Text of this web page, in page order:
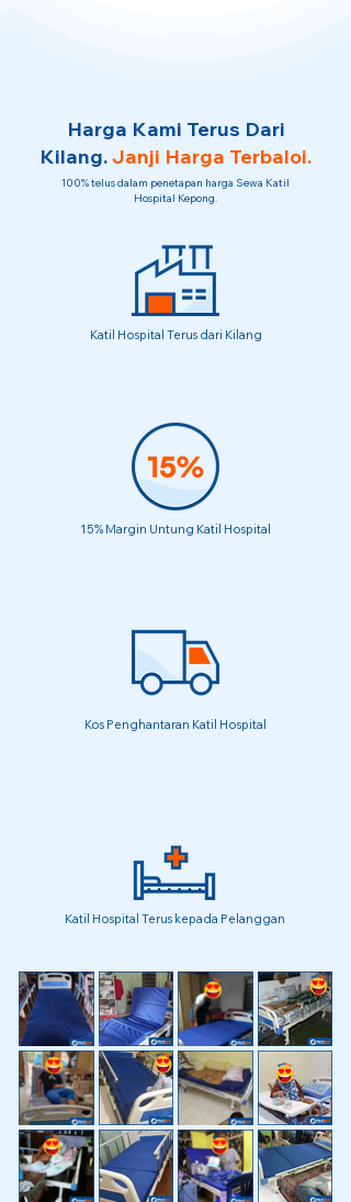
Harga Kami Terus Dari
Kilang.Janji Harga Terbaloi.
100% telus dalam penetapan harga Sewa Katil
Hospital Kepong.
Katil Hospital Terus dari Kilang
15% Margin Untung Katil Hospital
Kos Penghantaran Katil Hospital
Katil Hospital Terus kepada Pelanggan